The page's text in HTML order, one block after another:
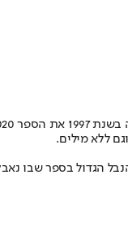
ללא מילים.
"אסטריקס ומירוץ הכרכרות".